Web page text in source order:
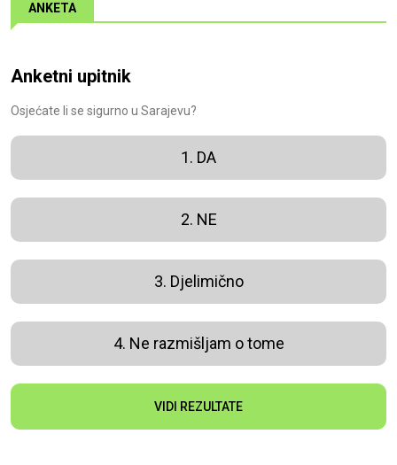
ANKETA
Anketni upitnik
Osjećate li se sigurno u Sarajevu?
1. DA
2. NE
3. Djelimično
4. Ne razmišljam o tome
VIDI REZULTATE